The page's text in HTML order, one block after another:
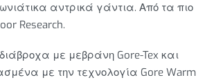
αντρικά γάντια. Από τα πιο
Research.
με μεβράνη Gore-Tex και
με την τεχνολογία Gore Warm